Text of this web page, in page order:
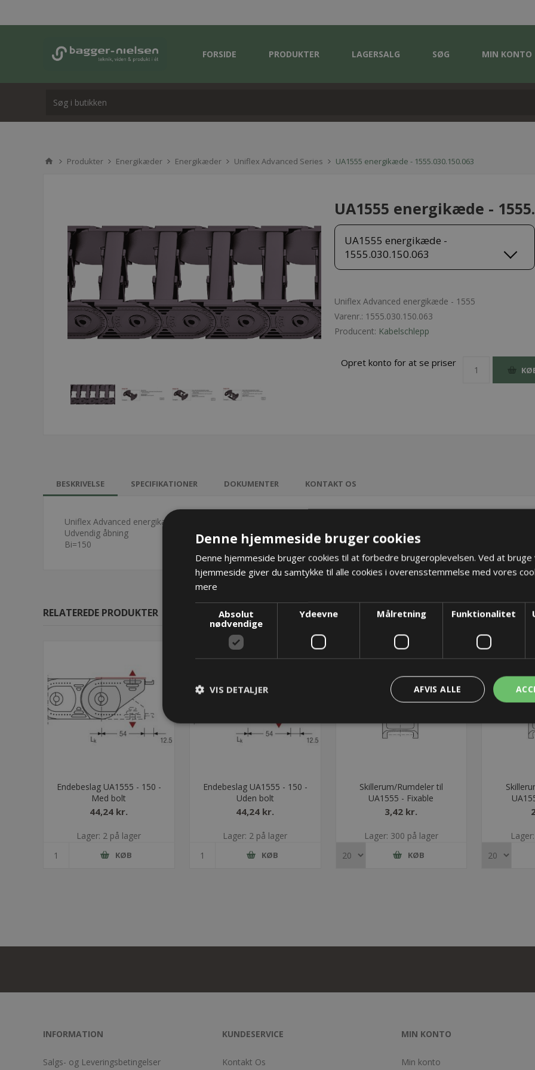
FORSIDE PRODUKTER LAGERSALG SØG MIN KONTO
Produkter Energikæder Energikæder Uniflex Advanced Series UA1555 energikæde - 1555.030.150.063
UA1555 energikæde -
UA1555 energikæde -
1555.030.150.063
Uniflex Advanced energikæde - 1555
Varenr.: 1555.030.150.063
Producent: Kabelschlepp
Opret konto for at se priser
BESKRIVELSE SPECIFIKATIONER DOKUMENTER KONTAKT OS
Uniflex Advanced energikæde - 1555
Udvendig åbning
Bi=150
RELATEREDE PRODUKTER
Endebeslag UA1555 - 150 -
Med bolt
44,24 kr.
Lager: 2 på lager
KØB
Endebeslag UA1555 - 150 -
Uden bolt
44,24 kr.
Lager: 2 på lager
KØB
Skillerum/Rumdeler til
UA1555 - Fixable
3,42 kr.
Lager: 300 på lager
KØB
INFORMATION
Salgs- og Leveringsbetingelser
KUNDESERVICE
Kontakt Os
MIN KONTO
Min konto
Denne hjemmeside bruger cookies
Denne hjemmeside bruger cookies til at forbedre brugeroplevelsen. Ved at
hjemmeside giver du samtykke til alle cookies i overensstemmelse med vores
mere
Absolut
nødvendige
Ydeevne Målretning Funktionalitet
AFVIS ALLE
VIS DETALJER